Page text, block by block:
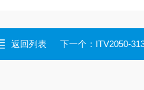
返回列表 下一个： ITV2050-